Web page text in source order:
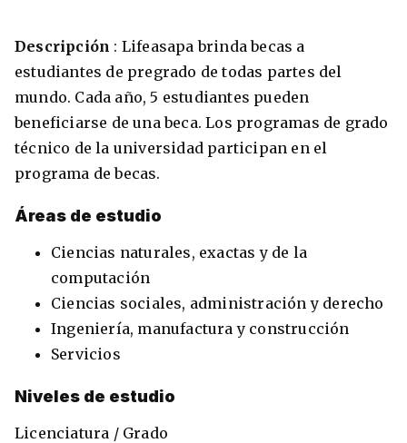
Descripción : Lifeasapa brinda becas a
estudiantes de pregrado de todas partes del
mundo. Cada año, 5 estudiantes pueden
beneficiarse de una beca. Los programas de grado
técnico de la universidad participan en el
programa de becas.
Áreas de estudio
Ciencias naturales, exactas y de la
computación
Ciencias sociales, administración y derecho
Ingeniería, manufactura y construcción
Servicios
Niveles de estudio
Licenciatura / Grado